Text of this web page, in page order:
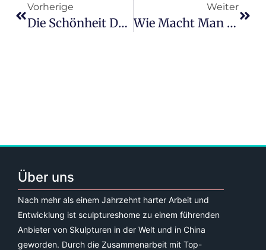
Vorherige
Die Schönheit Der Hand Des Buddha: Chinesische Buddha-Hand-Statue
Weiter
Wie Macht Man Eine Glasfaser-Skulptur?
Über uns
Nach mehr als einem Jahrzehnt harter Arbeit und
Entwicklung ist sculptureshome zu einem führenden
Anbieter von Skulpturen in der Welt und in China
geworden. Durch die Zusammenarbeit mit Top-